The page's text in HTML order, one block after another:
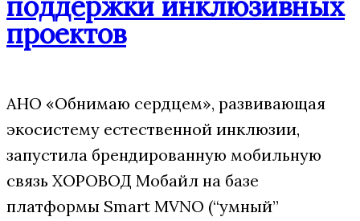
проектов
АНО «Обнимаю сердцем», развивающая
экосистему естественной инклюзии,
запустила брендированную мобильную
связь ХОРОВОД Мобайл на базе
платформы Smart MVNO (“умный”